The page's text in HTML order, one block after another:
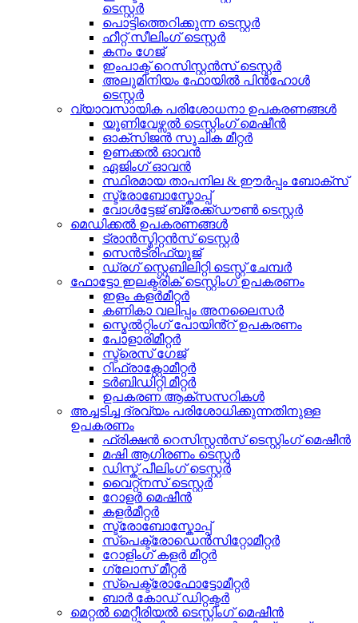
ടെസ്റ്റർ
പൊട്ടിത്തെറിക്കുന്ന ടെസ്റ്റർ
ഹീറ്റ് സീലിംഗ് ടെസ്റ്റർ
കനം ഗേജ്
ഇംപാക്ട് റെസിസ്റ്റൻസ് ടെസ്റ്റർ
അലുമിനിയം ഫോയിൽ പിൻഹോൾ
ടെസ്റ്റർ
വ്യാവസായിക പരിശോധനാ ഉപകരണങ്ങൾ
യൂണിവേഴ്സൽ ടെസ്റ്റിംഗ് മെഷീൻ
ഓക്സിജൻ സൂചിക മീറ്റർ
ഉണക്കൽ ഓവൻ
ഏജിംഗ് ഓവൻ
സ്ഥിരമായ താപനില & ഈർപ്പം ബോക്സ്
സ്ട്രോബോസ്കോപ്പ്
വോൾട്ടേജ് ബ്രേക്ക്ഡൗൺ ടെസ്റ്റർ
മെഡിക്കൽ ഉപകരണങ്ങൾ
ട്രാൻസ്മിറ്റൻസ് ടെസ്റ്റർ
സെൻട്രിഫ്യൂജ്
ഡ്രഗ് സ്റ്റെബിലിറ്റി ടെസ്റ്റ് ചേമ്പർ
ഫോട്ടോ ഇലക്ട്രിക് ടെസ്റ്റിംഗ് ഉപകരണം
ഇളം കളർമീറ്റർ
കണികാ വലിപ്പം അനലൈസർ
സ്മെൽറ്റിംഗ് പോയിൻ്റ് ഉപകരണം
പോളാരിമീറ്റർ
സ്ട്രെസ് ഗേജ്
റിഫ്രാക്റ്റോമീറ്റർ
ടർബിഡിറ്റി മീറ്റർ
ഉപകരണ ആക്സസറികൾ
അച്ചടിച്ച ദ്രവ്യം പരിശോധിക്കുന്നതിനുള്ള
ഉപകരണം
ഫ്രിക്ഷൻ റെസിസ്റ്റൻസ് ടെസ്റ്റിംഗ് മെഷീൻ
മഷി ആഗിരണം ടെസ്റ്റർ
ഡിസ്ക് പീലിംഗ് ടെസ്റ്റർ
വൈറ്റ്നസ് ടെസ്റ്റർ
റോളർ മെഷീൻ
കളർമീറ്റർ
സ്ട്രോബോസ്കോപ്പ്
സ്പെക്ട്രോഡെൻസിറ്റോമീറ്റർ
റോളിംഗ് കളർ മീറ്റർ
ഗ്ലോസ് മീറ്റർ
സ്പെക്ട്രോഫോട്ടോമീറ്റർ
ബാർ കോഡ് ഡിറ്റക്ടർ
മെറ്റൽ മെറ്റീരിയൽ ടെസ്റ്റിംഗ് മെഷീൻ